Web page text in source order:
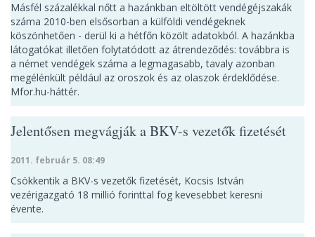
Másfél százalékkal nőtt a hazánkban eltöltött vendégéjszakák
száma 2010-ben elsősorban a külföldi vendégeknek
köszönhetően - derül ki a hétfőn közölt adatokból. A hazánkba
látogatókat illetően folytatódott az átrendeződés: továbbra is
a német vendégek száma a legmagasabb, tavaly azonban
megélénkült például az oroszok és az olaszok érdeklődése.
Mfor.hu-háttér.
Jelentősen megvágják a BKV-s vezetők fizetését
2011. február 5. 08:49
Csökkentik a BKV-s vezetők fizetését, Kocsis István
vezérigazgató 18 millió forinttal fog kevesebbet keresni
évente.